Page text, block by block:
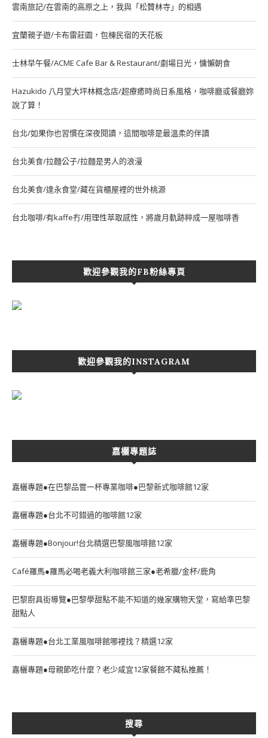
雲南旅記/在雲南的高原之上，我與「松贊林寺」的相遇
宜蘭親子遊/卡布雷莊園，包棟民宿的天花板
士林早午餐/ACME Cafe Bar & Restaurant/劇場日光，慵懶朝食
Hazukido 八月堂大坪林概念店/超療癒時尚日系風格，咖啡廳或餐廳妳
說了算！
台北/如果你也習慣在深夜閱讀，這間咖啡是最溫柔的伴讀
台北美食/拉麵公子/拉麵是男人的浪漫
台北美食/達永食堂/藏在貨櫃屋裡的世外桃源
台北咖啡/有kaffe冇/用理性萃取感性，將歲月軌跡粹成一屋咖啡香
歡迎參觀我的FB粉絲專頁
歡迎參觀我的INSTAGRAM
嘉欐專題誌
嘉欐專題●在巴黎品嘗一杯專業咖啡●巴黎新式咖啡館12家
嘉欐專題●台北不可錯過的咖啡館12家
嘉欐專題●Bonjour!台北精選巴黎風咖啡館12家
Café羅馬●羅馬必喝老義大利咖啡館三家●老希臘/金杯/鹿角
巴黎廚具街導覽●巴黎學甜點不能不知道的幾家購物天堂，寫給準巴黎
甜點人
嘉欐專題●台北工業風咖啡館哪裡找？精選12家
嘉欐專題●母親節吃什麼？老少咸宜12家餐館不藏私推薦！
搜尋